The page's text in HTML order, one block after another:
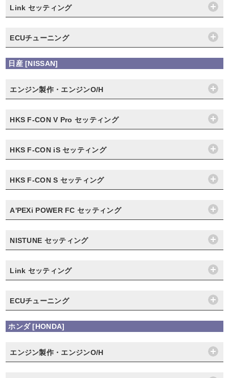
Link セッティング
ECUチューニング
日産 [NISSAN]
エンジン製作・エンジンO/H
HKS F-CON V Pro セッティング
HKS F-CON iS セッティング
HKS F-CON S セッティング
A'PEXi POWER FC セッティング
NISTUNE セッティング
Link セッティング
ECUチューニング
ホンダ [HONDA]
エンジン製作・エンジンO/H